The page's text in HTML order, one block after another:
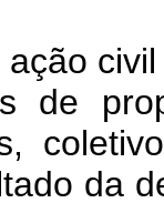
de
da